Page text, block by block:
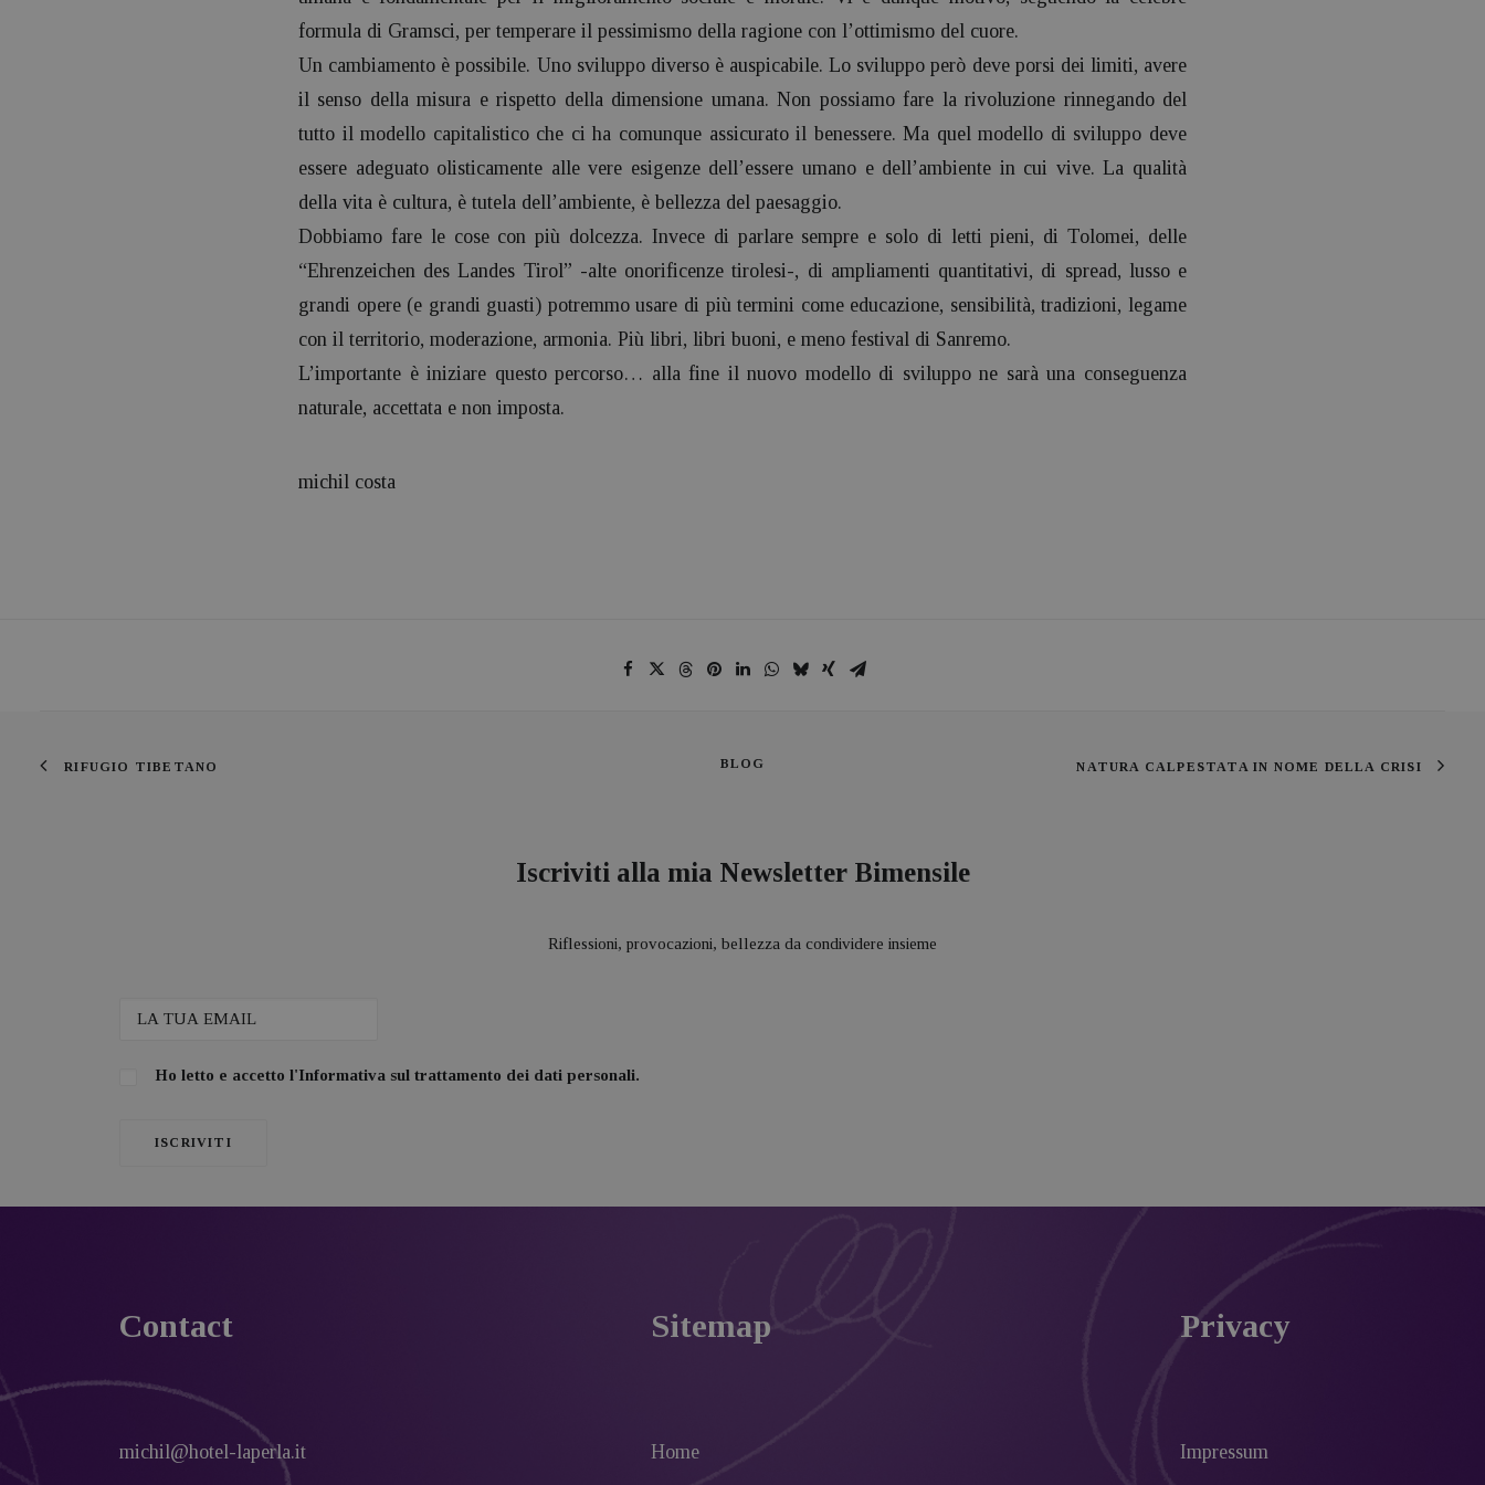
formula di Gramsci, per temperare il pessimismo della ragione con l’ottimismo del cuore.
Un cambiamento è possibile. Uno sviluppo diverso è auspicabile. Lo sviluppo però deve porsi dei limiti, avere
il senso della misura e rispetto della dimensione umana. Non possiamo fare la rivoluzione rinnegando del
tutto il modello capitalistico che ci ha comunque assicurato il benessere. Ma quel modello di sviluppo deve
essere adeguato olisticamente alle vere esigenze dell’essere umano e dell’ambiente in cui vive. La qualità
della vita è cultura, è tutela dell’ambiente, è bellezza del paesaggio.
Dobbiamo fare le cose con più dolcezza. Invece di parlare sempre e solo di letti pieni, di Tolomei, delle
“Ehrenzeichen des Landes Tirol” -alte onorificenze tirolesi-, di ampliamenti quantitativi, di spread, lusso e
grandi opere (e grandi guasti) potremmo usare di più termini come educazione, sensibilità, tradizioni, legame
con il territorio, moderazione, armonia. Più libri, libri buoni, e meno festival di Sanremo.
L’importante è iniziare questo percorso… alla fine il nuovo modello di sviluppo ne sarà una conseguenza
naturale, accettata e non imposta.
michil costa
RIFUGIO TIBETANO BLOG NATURA CALPESTATA IN NOME DELLA CRISI
Iscriviti alla mia Newsletter Bimensile
Riflessioni, provocazioni, bellezza da condividere insieme
Ho letto e accetto l'Informativa sul trattamento dei dati personali.
Contact
michil@hotel-laperla.it
Sitemap
Home
Privacy
Impressum